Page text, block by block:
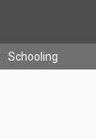
Schooling